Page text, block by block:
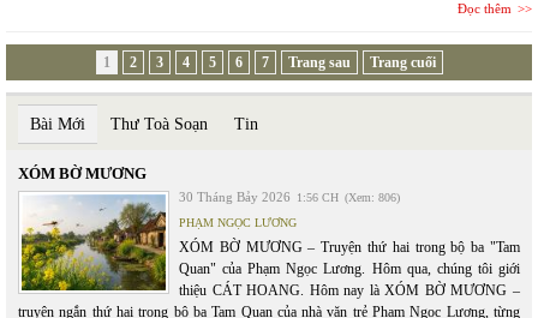
Đọc thêm
1 2 3 4 5 6 7 Trang sau Trang cuối
Bài Mới Thư Toà Soạn Tin
XÓM BỜ MƯƠNG
30 Tháng Bảy 2026 1:56 CH (Xem: 806)
PHẠM NGỌC LƯƠNG
XÓM BỜ MƯƠNG – Truyện thứ hai trong bộ ba "Tam
Quan" của Phạm Ngọc Lương. Hôm qua, chúng tôi giới
thiệu CÁT HOANG. Hôm nay là XÓM BỜ MƯƠNG –
truyện ngắn thứ hai trong bộ ba Tam Quan của nhà văn trẻ Phạm Ngọc Lương, từng